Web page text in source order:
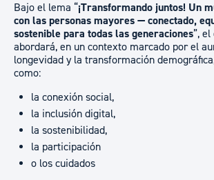
Bajo el lema “¡Transformando juntos! Un
con las personas mayores — conectado,
sostenible para todas las generaciones”,
abordará, en un contexto marcado por el
longevidad y la transformación
como:
la conexión social,
la inclusión digital,
la sostenibilidad,
la participación
o los cuidados